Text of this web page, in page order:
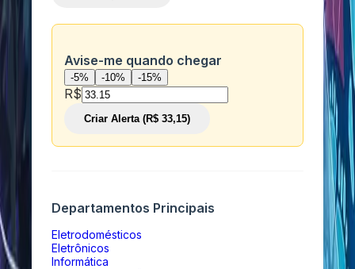
Avise-me quando chegar
-5% -10% -15%
R$
Criar Alerta (R$ 33,15)
Departamentos Principais
Eletrodomésticos
Eletrônicos
Informática